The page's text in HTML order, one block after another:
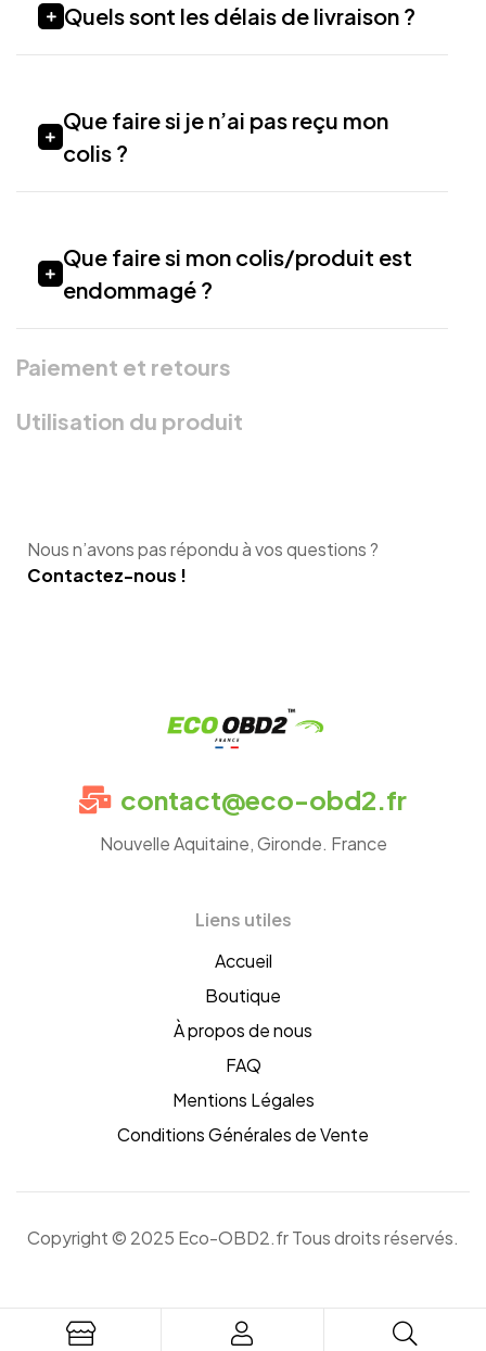
Quels sont les délais de livraison ?
Que faire si je n’ai pas reçu mon
colis ?
Que faire si mon colis/produit est
endommagé ?
Paiement et retours
Utilisation du produit
Nous n’avons pas répondu à vos questions ?
Contactez-nous !
OBD2
contact@eco-obd2.fr
Nouvelle Aquitaine, Gironde. France
Liens utiles
Accueil
Boutique
À propos de nous
FAQ
Mentions Légales
Conditions Générales de Vente
Copyright © 2025 Eco-OBD2.fr Tous droits réservés.